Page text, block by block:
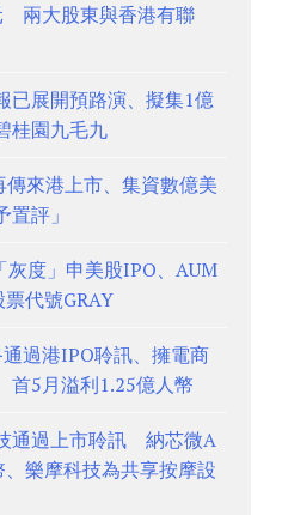
兩大股東與香港有聯
已展開預路演、擬集1億
桂園九毛九
來港上市、集資數億美
評」
灰度」申美股IPO、AUM
代號GRAY
過港IPO聆訊、擁電商
5月溢利1.25億人幣
通過上市聆訊 納芯微A
樂摩科技為共享按摩設